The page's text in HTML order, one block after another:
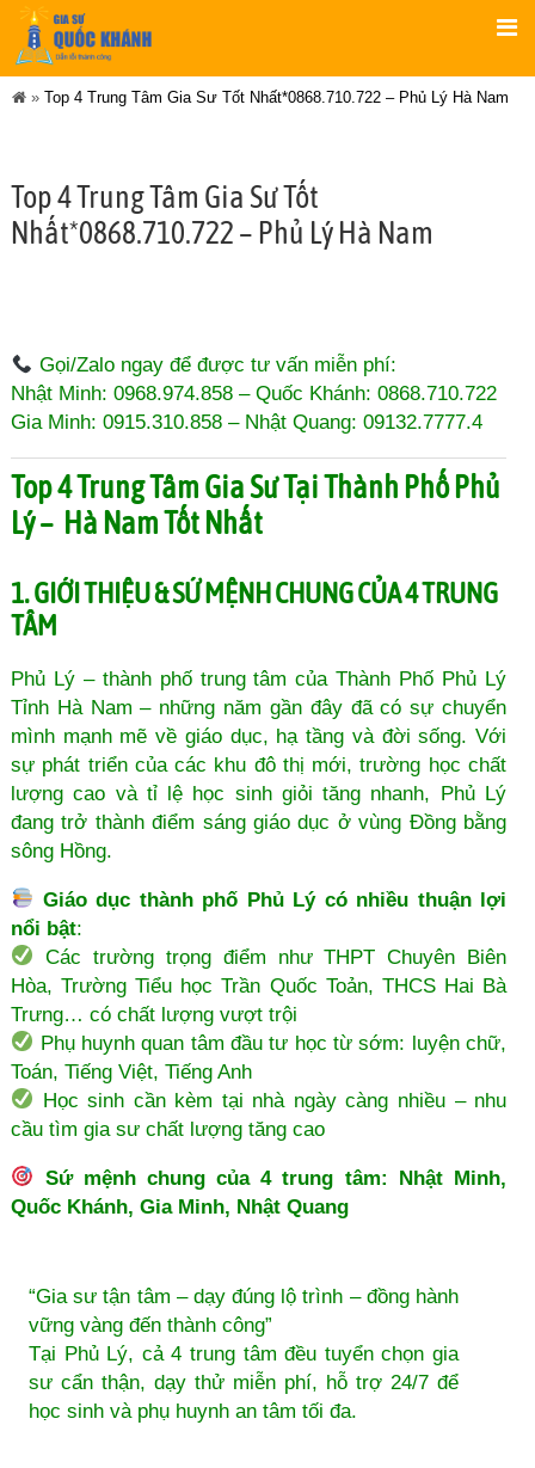
» Top 4 Trung Tâm Gia Sư Tốt Nhất*0868.710.722 – Phủ Lý Hà Nam
Top 4 Trung Tâm Gia Sư Tốt
Nhất*0868.710.722 – Phủ Lý Hà Nam
Gọi/Zalo ngay để được tư vấn miễn phí:
Nhật Minh: 0968.974.858 – Quốc Khánh: 0868.710.722
Gia Minh: 0915.310.858 – Nhật Quang: 09132.7777.4
Top 4 Trung Tâm Gia Sư Tại Thành Phố Phủ
Lý – Hà Nam Tốt Nhất
1. GIỚI THIỆU & SỨ MỆNH CHUNG CỦA 4 TRUNG
TÂM
Phủ Lý – thành phố trung tâm của Thành Phố Phủ Lý
Tỉnh Hà Nam – những năm gần đây đã có sự chuyển
mình mạnh mẽ về giáo dục, hạ tầng và đời sống. Với
sự phát triển của các khu đô thị mới, trường học chất
lượng cao và tỉ lệ học sinh giỏi tăng nhanh, Phủ Lý
đang trở thành điểm sáng giáo dục ở vùng Đồng bằng
sông Hồng.
Giáo dục thành phố Phủ Lý có nhiều thuận lợi
nổi bật:
Các trường trọng điểm như THPT Chuyên Biên
Hòa, Trường Tiểu học Trần Quốc Toản, THCS Hai Bà
Trưng… có chất lượng vượt trội
Phụ huynh quan tâm đầu tư học từ sớm: luyện chữ,
Toán, Tiếng Việt, Tiếng Anh
Học sinh cần kèm tại nhà ngày càng nhiều – nhu
cầu tìm gia sư chất lượng tăng cao
Sứ mệnh chung của 4 trung tâm: Nhật Minh,
Quốc Khánh, Gia Minh, Nhật Quang
“Gia sư tận tâm – dạy đúng lộ trình – đồng hành
vững vàng đến thành công”
Tại Phủ Lý, cả 4 trung tâm đều tuyển chọn gia
sư cẩn thận, dạy thử miễn phí, hỗ trợ 24/7 để
học sinh và phụ huynh an tâm tối đa.